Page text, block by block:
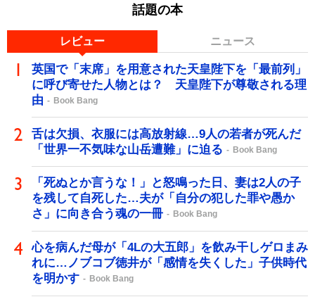
話題の本
レビュー ニュース
英国で「末席」を用意された天皇陛下を「最前列」
に呼び寄せた人物とは？ 天皇陛下が尊敬される理
由
Book Bang
舌は欠損、衣服には高放射線…9人の若者が死んだ
「世界一不気味な山岳遭難」に迫る
Book Bang
「死ぬとか言うな！」と怒鳴った日、妻は2人の子
を残して自死した…夫が「自分の犯した罪や愚か
さ」に向き合う魂の一冊
Book Bang
心を病んだ母が「4Lの大五郎」を飲み干しゲロまみ
れに…ノブコブ徳井が「感情を失くした」子供時代
を明かす
Book Bang